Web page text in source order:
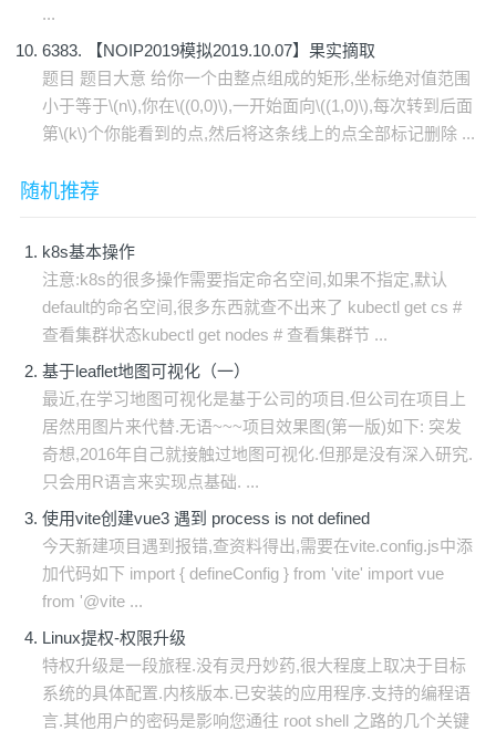
...
6383. 【NOIP2019模拟2019.10.07】果实摘取
题目 题目大意 给你一个由整点组成的矩形,坐标绝对值范围
小于等于\(n\),你在\((0,0)\),一开始面向\((1,0)\),每次转到后面
第\(k\)个你能看到的点,然后将这条线上的点全部标记删除 ...
随机推荐
k8s基本操作
注意:k8s的很多操作需要指定命名空间,如果不指定,默认
default的命名空间,很多东西就查不出来了 kubectl get cs #
查看集群状态kubectl get nodes # 查看集群节 ...
基于leaflet地图可视化（一）
最近,在学习地图可视化是基于公司的项目.但公司在项目上
居然用图片来代替.无语~~~项目效果图(第一版)如下: 突发
奇想,2016年自己就接触过地图可视化.但那是没有深入研究.
只会用R语言来实现点基础. ...
使用vite创建vue3 遇到 process is not defined
今天新建项目遇到报错,查资料得出,需要在vite.config.js中添
加代码如下 import { defineConfig } from 'vite' import vue
from '@vite ...
Linux提权-权限升级
特权升级是一段旅程.没有灵丹妙药,很大程度上取决于目标
系统的具体配置.内核版本.已安装的应用程序.支持的编程语
言.其他用户的密码是影响您通往 root shell 之路的几个关键